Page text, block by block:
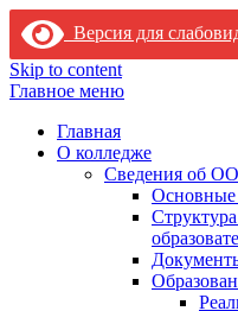
Версия для
Skip to content
Главное меню
Главная
О колледже
Сведения об ОО
Основные